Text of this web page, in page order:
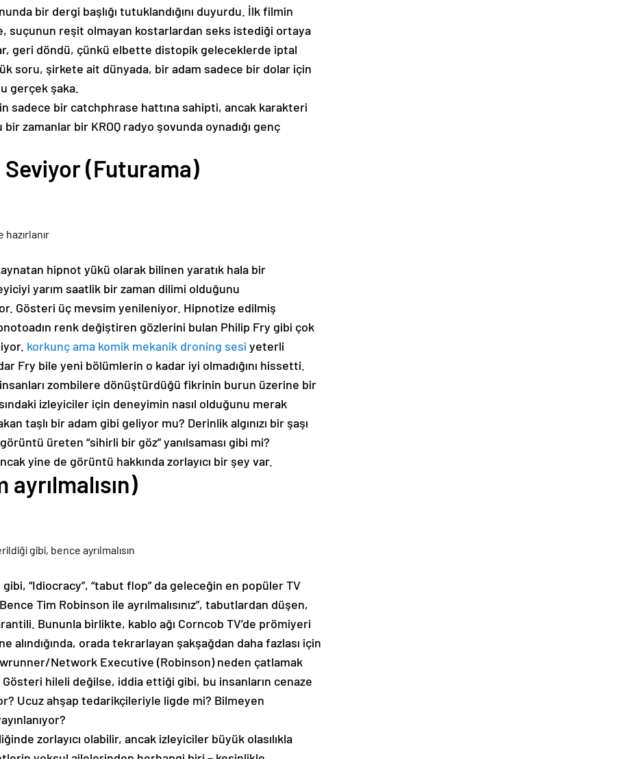
bir dergi başlığı tutuklandığını duyurdu. İlk filmin
suçunun reşit olmayan kostarlardan seks istediği ortaya
geri döndü, çünkü elbette distopik geleceklerde iptal
soru, şirkete ait dünyada, bir adam sadece bir dolar için
gerçek şaka.
sadece bir catchphrase hattına sahipti, ancak karakteri
zamanlar bir KROQ radyo şovunda oynadığı genç
Seviyor (Futurama)
hipnot yükü olarak bilinen yaratık hala bir
yarım saatlik bir zaman dilimi olduğunu
Gösteri üç mevsim yenileniyor. Hipnotize edilmiş
renk değiştiren gözlerini bulan Philip Fry gibi çok
korkunç ama komik mekanik droning sesi yeterli
Fry bile yeni bölümlerin o kadar iyi olmadığını hissetti.
zombilere dönüştürdüğü fikrinin burun üzerine bir
izleyiciler için deneyimin nasıl olduğunu merak
taşlı bir adam gibi geliyor mu? Derinlik algınızı bir şaşı
üreten “sihirli bir göz” yanılsaması gibi mi?
yine de görüntü hakkında zorlayıcı bir şey var.
“Idiocracy”, “tabut flop” da geleceğin en popüler TV
Tim Robinson ile ayrılmalısınız”, tabutlardan düşen,
Bununla birlikte, kablo ağı Corncob TV’de prömiyeri
alındığında, orada tekrarlayan şakşağdan daha fazlası için
Network Executive (Robinson) neden çatlamak
hileli değilse, iddia ettiği gibi, bu insanların cenaze
Ucuz ahşap tedarikçileriyle ligde mi? Bilmeyen
zorlayıcı olabilir, ancak izleyiciler büyük olasılıkla